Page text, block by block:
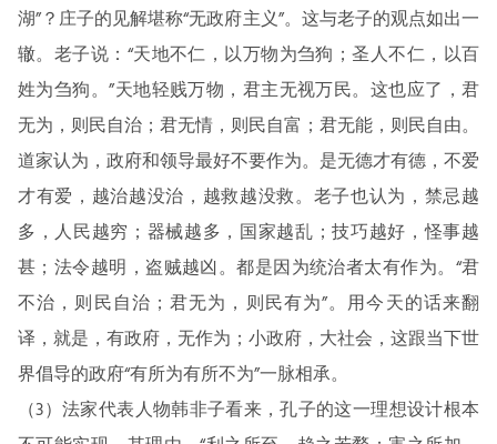
湖”？庄子的见解堪称“无政府主义”。这与老子的观点如出一
辙。老子说：“天地不仁，以万物为刍狗；圣人不仁，以百
姓为刍狗。”天地轻贱万物，君主无视万民。这也应了，君
无为，则民自治；君无情，则民自富；君无能，则民自由。
道家认为，政府和领导最好不要作为。是无德才有德，不爱
才有爱，越治越没治，越救越没救。老子也认为，禁忌越
多，人民越穷；器械越多，国家越乱；技巧越好，怪事越
甚；法令越明，盗贼越凶。都是因为统治者太有作为。“君
不治，则民自治；君无为，则民有为”。用今天的话来翻
译，就是，有政府，无作为；小政府，大社会，这跟当下世
界倡导的政府“有所为有所不为”一脉相承。
（3）法家代表人物韩非子看来，孔子的这一理想设计根本